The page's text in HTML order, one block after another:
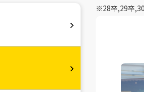
※28卒,29卒